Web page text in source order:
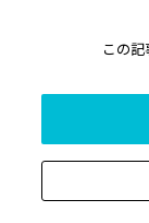
この記